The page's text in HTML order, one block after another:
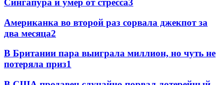
Сингапура и умер от стресса3
Американка во второй раз сорвала джекпот за
два месяца2
В Британии пара выиграла миллион, но чуть не
потеряла приз1